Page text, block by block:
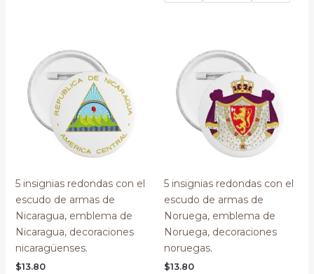
5 insignias redondas con el
escudo de armas de
Nicaragua, emblema de
Nicaragua, decoraciones
nicaragüenses.
$13.80
5 insignias redondas con el
escudo de armas de
Noruega, emblema de
Noruega, decoraciones
noruegas.
$13.80